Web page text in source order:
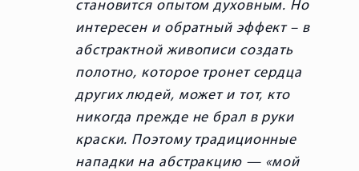
становится опытом духовным. Но
интересен и обратный эффект – в
абстрактной живописи создать
полотно, которое тронет сердца
других людей, может и тот, кто
никогда прежде не брал в руки
краски. Поэтому традиционные
нападки на абстракцию — «мой